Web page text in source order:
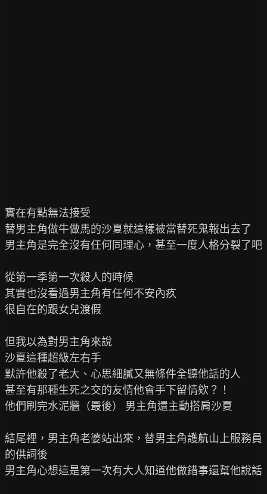
實在有點無法接受
替男主角做牛做馬的沙夏就這樣被當替死鬼報出去了
男主角是完全沒有任何同理心，甚至一度人格分裂了吧
從第一季第一次殺人的時候
其實也沒看過男主角有任何不安內疚
很自在的跟女兒渡假
但我以為對男主角來說
沙夏這種超級左右手
默許他殺了老大、心思細膩又無條件全聽他話的人
甚至有那種生死之交的友情他會手下留情欸？！
他們刷完水泥牆（最後） 男主角還主動搭肩沙夏
結尾裡，男主角老婆站出來，替男主角護航山上服務員
的供詞後
男主角心想這是第一次有大人知道他做錯事還幫他說話